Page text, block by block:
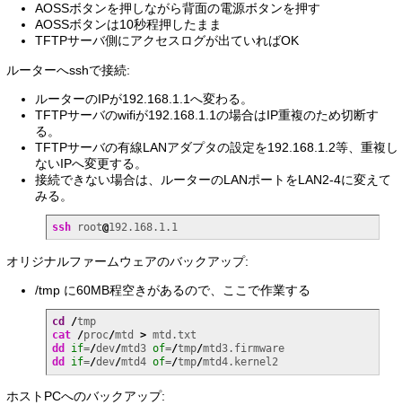
AOSSボタンを押しながら背面の電源ボタンを押す
AOSSボタンは10秒程押したまま
TFTPサーバ側にアクセスログが出ていればOK
ルーターへsshで接続:
ルーターのIPが192.168.1.1へ変わる。
TFTPサーバのwifiが192.168.1.1の場合はIP重複のため切断す
る。
TFTPサーバの有線LANアダプタの設定を192.168.1.2等、重複し
ないIPへ変更する。
接続できない場合は、ルーターのLANポートをLAN2-4に変えて
みる。
ssh root@192.168.1.1
オリジナルファームウェアのバックアップ:
/tmp に60MB程空きがあるので、ここで作業する
cd /
tmp
cat /proc/mtd >
dd
if=/dev/mtd3 of=/tmp/
mtd3.firmware
dd
if=/dev/mtd4 of=/tmp/mtd4.kernel2
ホストPCへのバックアップ: